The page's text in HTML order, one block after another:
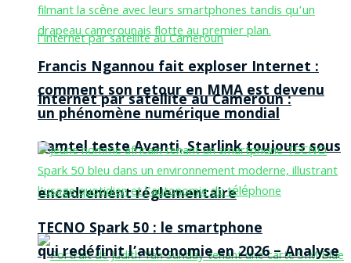
Internet par satellite au Cameroun :
Camtel teste Avanti, Starlink toujours sous
encadrement réglementaire
Francis Ngannou fait exploser Internet :
comment son retour en MMA est devenu
un phénomène numérique mondial
TECNO Spark 50 : le smartphone
qui redéfinit l’autonomie en 2026 – Analyse